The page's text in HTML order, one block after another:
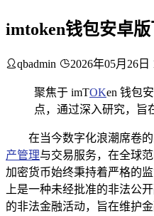
imtoken钱包安卓
qbadmin 2026年05月26日
聚焦于 imTOKen 钱包
点，通过深入研究，旨
在当今数字化浪潮席卷
产管理与交易服务，在全球
加密货币始终秉持着严格的
上是一种未经批准的非法公
的非法金融活动，旨在维护